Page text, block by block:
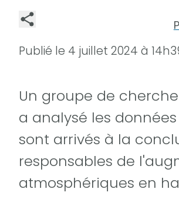
Publié le 4 juillet 2024 à
Un groupe de
a analysé les
sont arrivés à la
responsables de
atmosphériques en